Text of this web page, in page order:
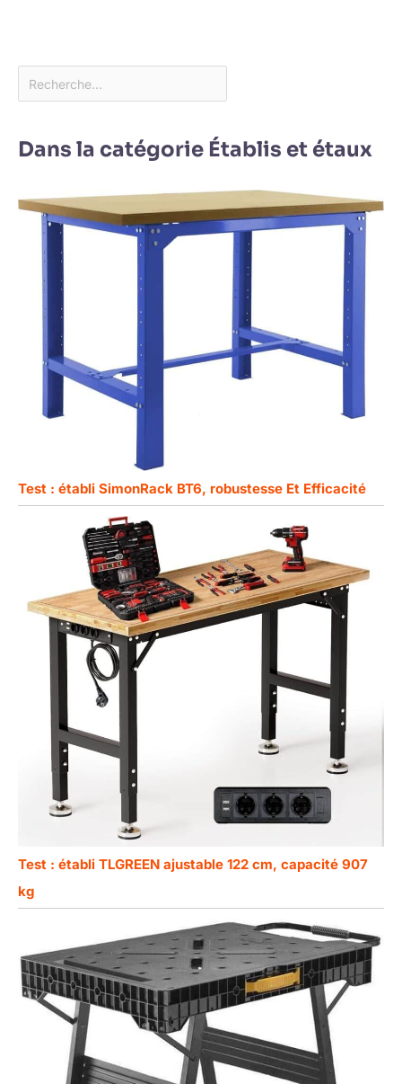
Dans la catégorie Établis et étaux
Test : établi SimonRack BT6, robustesse Et Efficacité
Test : établi TLGREEN ajustable 122 cm, capacité 907
kg